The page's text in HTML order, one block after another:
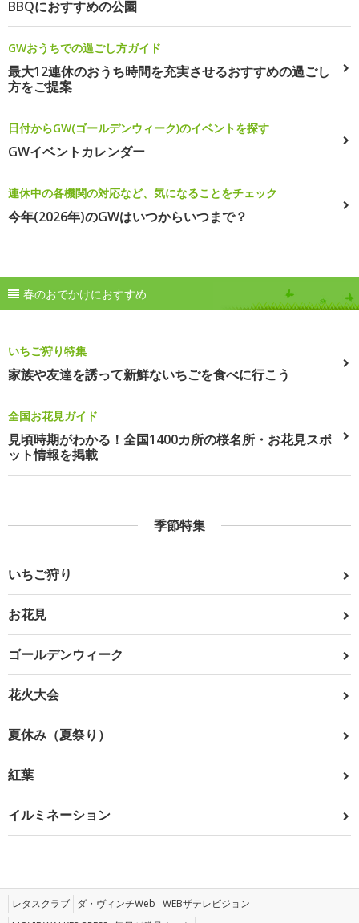
BBQにおすすめの公園
GWおうちでの過ごし方ガイド
最大12連休のおうち時間を充実させるおすすめの過ごし
方をご提案
日付からGW(ゴールデンウィーク)のイベントを探す
GWイベントカレンダー
連休中の各機関の対応など、気になることをチェック
今年(2026年)のGWはいつからいつまで？
春のおでかけにおすすめ
いちご狩り特集
家族や友達を誘って新鮮ないちごを食べに行こう
全国お花見ガイド
見頃時期がわかる！全国1400カ所の桜名所・お花見スポ
ット情報を掲載
季節特集
いちご狩り
お花見
ゴールデンウィーク
花火大会
夏休み（夏祭り）
紅葉
イルミネーション
レタスクラブ ダ・ヴィンチWeb WEBザテレビジョン